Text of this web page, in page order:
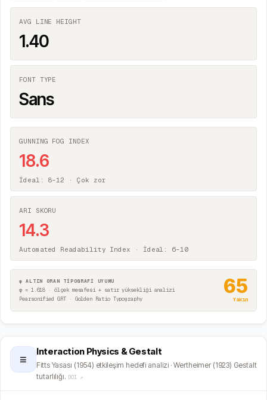
AVG LINE HEIGHT
1.40
FONT TYPE
Sans
GUNNING FOG INDEX
18.6
İdeal: 8–12 · Çok zor
ARI SKORU
14.3
Automated Readability Index · İdeal: 6–10
φ ALTIN ORAN TİPOGRAFİ UYUMU
φ = 1.618 · ölçek mesafesi + satır yüksekliği analizi
Pearsonified GRT · Golden Ratio Typography
65
Yakın
≡
Interaction Physics & Gestalt
Fitts Yasası (1954) etkileşim hedefi analizi · Wertheimer (1923) Gestalt
tutarlılığı. DOI ↗